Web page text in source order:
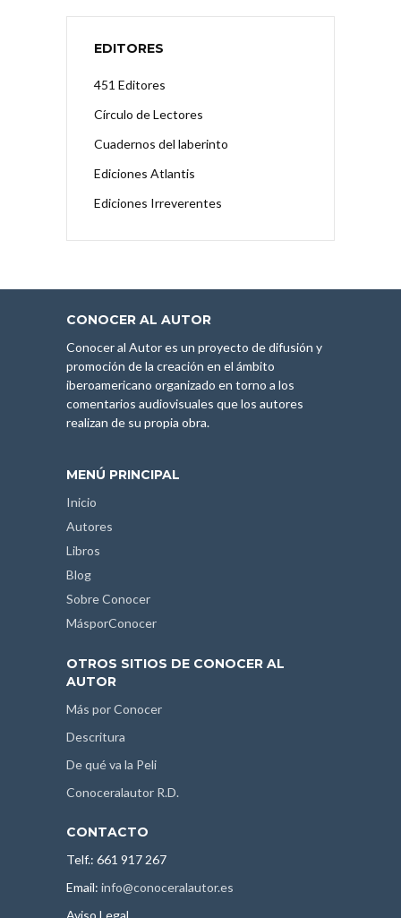
EDITORES
451 Editores
Círculo de Lectores
Cuadernos del laberinto
Ediciones Atlantis
Ediciones Irreverentes
CONOCER AL AUTOR
Conocer al Autor es un proyecto de difusión y
promoción de la creación en el ámbito
iberoamericano organizado en torno a los
comentarios audiovisuales que los autores
realizan de su propia obra.
MENÚ PRINCIPAL
Inicio
Autores
Libros
Blog
Sobre Conocer
MásporConocer
OTROS SITIOS DE CONOCER AL
AUTOR
Más por Conocer
Descritura
De qué va la Peli
Conoceralautor R.D.
CONTACTO
Telf.: 661 917 267
Email: info@conoceralautor.es
Aviso Legal